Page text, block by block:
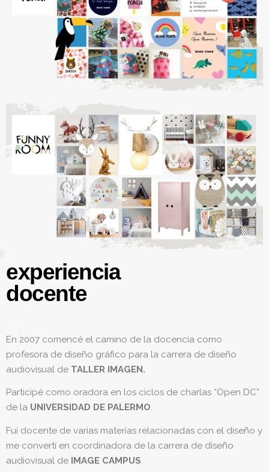
experiencia
docente
En 2007 comencé el camino de la docencia como
profesora de diseño gráfico para la carrera de diseño
audiovisual de TALLER IMAGEN.
Participé como oradora en los ciclos de charlas “Open DC”
de la UNIVERSIDAD DE PALERMO.
Fui docente de varias materias relacionadas con el diseño y
me convertí en coordinadora de la carrera de diseño
audiovisual de IMAGE CAMPUS